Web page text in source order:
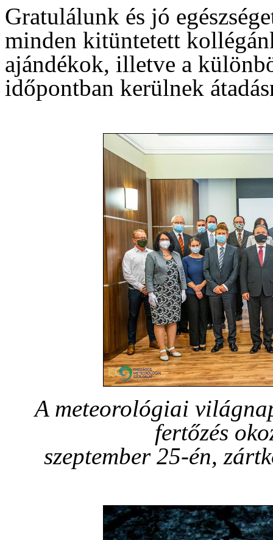
Gratulálunk és jó
minden kitüntetett
ajándékok, illetve a
időpontban kerülnek
A meteorológiai
fertőzés
szeptember 25-én,